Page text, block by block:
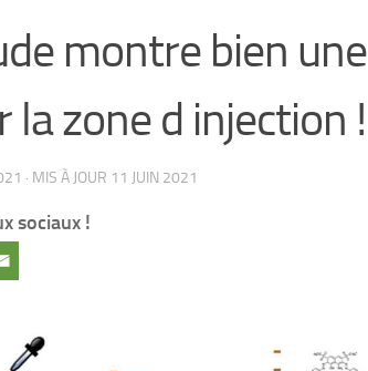
montre bien une
zone d injection !
· MIS À JOUR 11 JUIN 2021
sociaux !